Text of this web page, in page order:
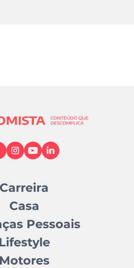
Carreira
Casa
Pessoais
Lifestyle
Motores